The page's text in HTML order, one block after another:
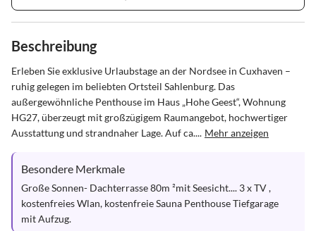
Beschreibung
Erleben Sie exklusive Urlaubstage an der Nordsee in Cuxhaven –
ruhig gelegen im beliebten Ortsteil Sahlenburg. Das
außergewöhnliche Penthouse im Haus „Hohe Geest“, Wohnung
HG27, überzeugt mit großzügigem Raumangebot, hochwertiger
Ausstattung und strandnaher Lage. Auf ca.... Mehr anzeigen
Besondere Merkmale
Große Sonnen- Dachterrasse 80m ²mit Seesicht.... 3 x TV ,
kostenfreies Wlan, kostenfreie Sauna Penthouse Tiefgarage
mit Aufzug.